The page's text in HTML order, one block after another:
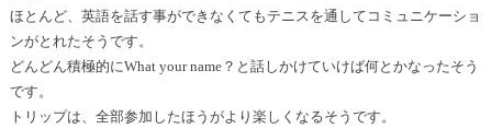
ほとんど、 英語を話す事ができなくてもテニスを通してコミュニケーショ
ンがとれたそうです。
どんどん積極的にWhat your name？と話しかけていけば何とかなったそう
です。
トリップは、全部参加したほうがより楽しくなるそうです。